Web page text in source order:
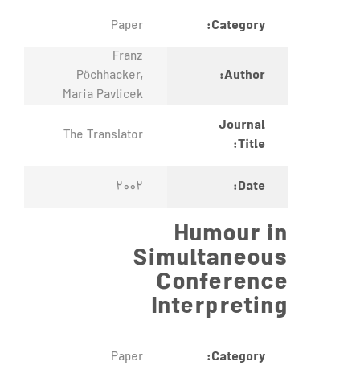
Category:
Paper
Author:
Franz
Pöchhacker,
Maria Pavlicek
Journal
Title:
The Translator
Date:
2002
Humour in
Simultaneous
Conference
Interpreting
Category:
Paper